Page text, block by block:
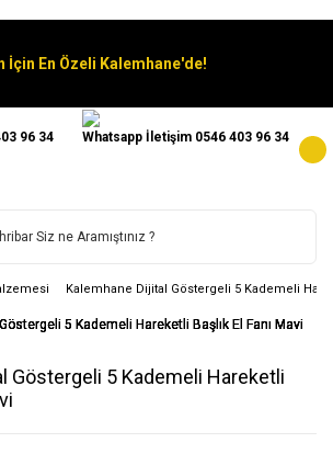
İçin En Özeli Kalemhane'de!
96 34 Whatsapp İletişim 0546 403 96 34
Kalemhane Dijital Göstergeli 5 Kademeli
Göstergeli 5 Kademeli Hareketli